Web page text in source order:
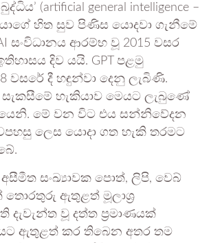
(artificial general intelligence –
හිත සුව පිණිස යොදවා ගැනීමේ
සංවිධානය ආරම්භ වූ 2015 වසර
ඉතිහාසය දිව යයි. GPT පළමු
වසරේ දී හඳුන්වා දෙනු ලැබිණි.
සැකසීමේ හැකියාව මෙයට ලැබුණේ
මේ වන විට එය සන්නිවේදන
ලෙස යොදා ගත හැකි තරමට
අසීමීත සංඛ්‍යාවක පොත්, ලිපි, වෙබ්
තොරතුරු ඇතුළත් මූලාශ්‍ර
වූ දත්ත ප්‍රමාණයක්
ඇතුළත් කර තිබෙන අතර තම